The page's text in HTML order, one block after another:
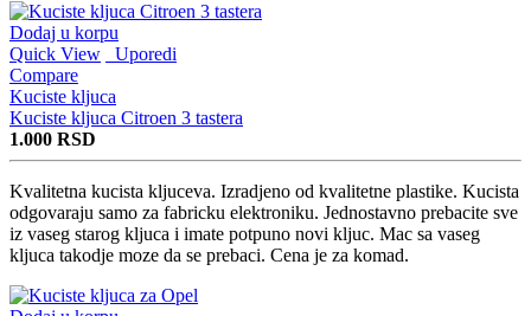
Dodaj u korpu
Quick View
Uporedi
Compare
Kuciste kljuca
Kuciste kljuca Citroen 3 tastera
1.000 RSD
Kvalitetna kucista kljuceva. Izradjeno od kvalitetne plastike. Kucista
odgovaraju samo za fabricku elektroniku. Jednostavno prebacite sve
iz vaseg starog kljuca i imate potpuno novi kljuc. Mac sa vaseg
kljuca takodje moze da se prebaci. Cena je za komad.